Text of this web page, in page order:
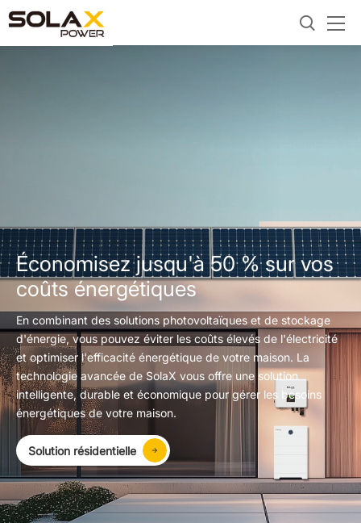
Économisez jusqu'à 50 % sur vos
coûts énergétiques
En combinant des solutions photovoltaïques et de stockage
d'énergie, vous pouvez éviter les coûts élevés de l'électricité
et optimiser l'efficacité énergétique de votre maison. La
technologie avancée de SolaX vous offre une solution
intelligente, durable et économique pour gérer les besoins
énergétiques de votre maison.
Solution résidentielle